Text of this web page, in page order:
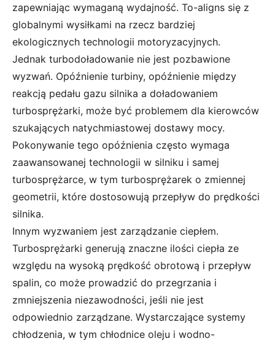
zapewniając wymaganą wydajność. To-aligns się z
globalnymi wysiłkami na rzecz bardziej
ekologicznych technologii motoryzacyjnych.
Jednak turbodoładowanie nie jest pozbawione
wyzwań. Opóźnienie turbiny, opóźnienie między
reakcją pedału gazu silnika a doładowaniem
turbosprężarki, może być problemem dla kierowców
szukających natychmiastowej dostawy mocy.
Pokonywanie tego opóźnienia często wymaga
zaawansowanej technologii w silniku i samej
turbosprężarce, w tym turbosprężarek o zmiennej
geometrii, które dostosowują przepływ do prędkości
silnika.
Innym wyzwaniem jest zarządzanie ciepłem.
Turbosprężarki generują znaczne ilości ciepła ze
względu na wysoką prędkość obrotową i przepływ
spalin, co może prowadzić do przegrzania i
zmniejszenia niezawodności, jeśli nie jest
odpowiednio zarządzane. Wystarczające systemy
chłodzenia, w tym chłodnice oleju i wodno-